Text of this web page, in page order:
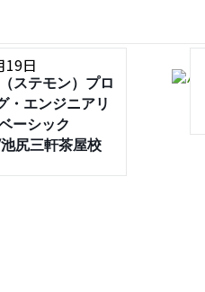
19日
ステモン）プロ
・エンジニアリ
ーシック
尻三軒茶屋校